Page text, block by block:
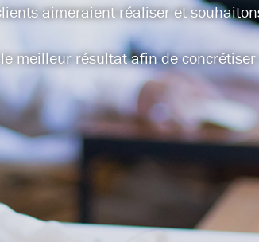
aimeraient réaliser et
meilleur résultat afin de